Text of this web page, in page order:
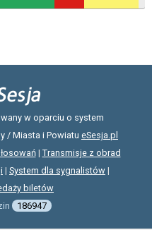
w oparciu o system
/ Miasta i Powiatu eSesja.pl
| Transmisje z obrad
| System dla sygnalistów |
biletów
186947